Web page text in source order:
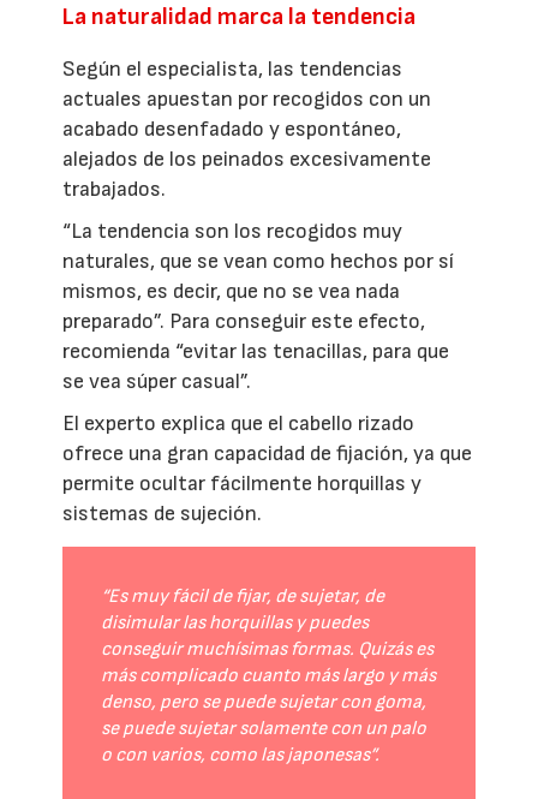
La naturalidad marca la tendencia
Según el especialista, las tendencias
actuales apuestan por recogidos con un
acabado desenfadado y espontáneo,
alejados de los peinados excesivamente
trabajados.
“La tendencia son los recogidos muy
naturales, que se vean como hechos por sí
mismos, es decir, que no se vea nada
preparado”. Para conseguir este efecto,
recomienda “evitar las tenacillas, para que
se vea súper casual”.
El experto explica que el cabello rizado
ofrece una gran capacidad de fijación, ya que
permite ocultar fácilmente horquillas y
sistemas de sujeción.
“Es muy fácil de fijar, de sujetar, de
disimular las horquillas y puedes
conseguir muchísimas formas. Quizás es
más complicado cuanto más largo y más
denso, pero se puede sujetar con goma,
se puede sujetar solamente con un palo
o con varios, como las japonesas”.